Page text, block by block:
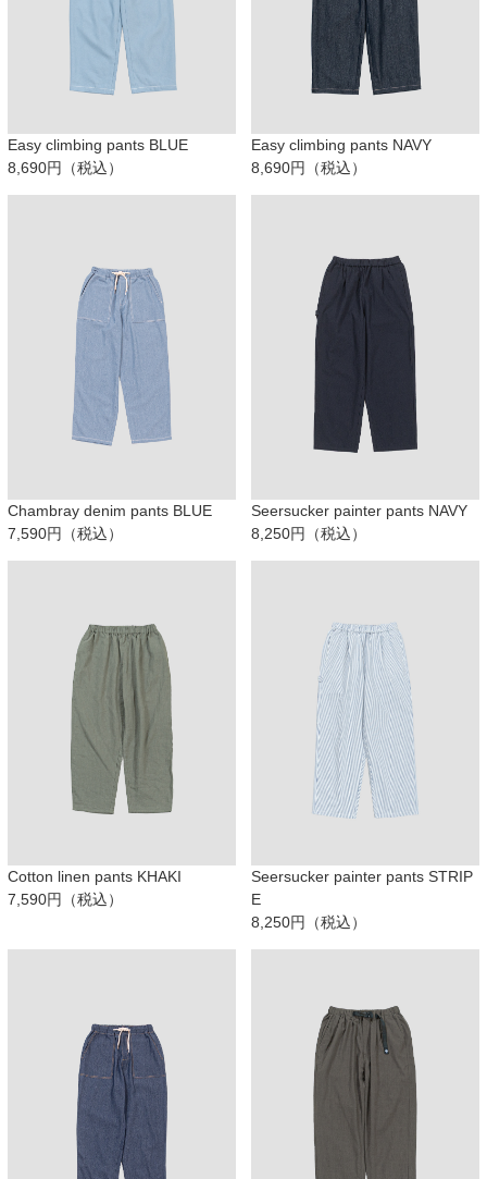
Easy climbing pants BLUE
8,690円（税込）
Easy climbing pants NAVY
8,690円（税込）
Chambray denim pants BLUE
7,590円（税込）
Seersucker painter pants NAVY
8,250円（税込）
Cotton linen pants KHAKI
7,590円（税込）
Seersucker painter pants STRIP
E
8,250円（税込）